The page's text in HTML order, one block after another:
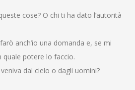
cose? O chi ti ha dato l’autorità
anch’io una domanda e, se mi
quale potere lo faccio.
dal cielo o dagli uomini?